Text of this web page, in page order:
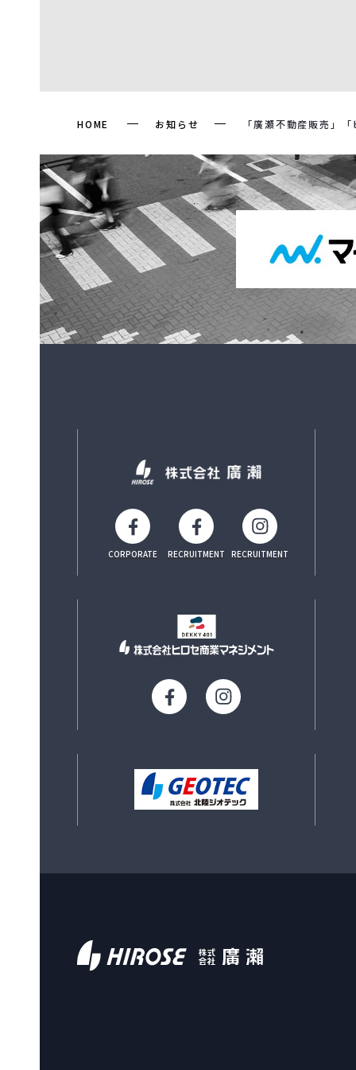
HOME お知らせ 「廣瀬不動産販売」
CORPORATE RECRUITMENT RECRUITMENT